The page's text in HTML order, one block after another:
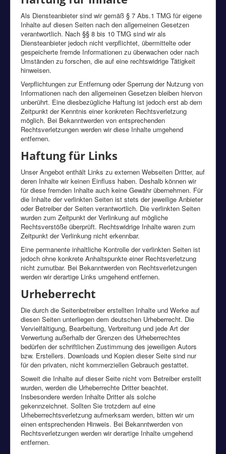
Als Diensteanbieter sind wir gemäß § 7 Abs.1 TMG für eigene
Inhalte auf diesen Seiten nach den allgemeinen Gesetzen
verantwortlich. Nach §§ 8 bis 10 TMG sind wir als
Diensteanbieter jedoch nicht verpflichtet, übermittelte oder
gespeicherte fremde Informationen zu überwachen oder nach
Umständen zu forschen, die auf eine rechtswidrige Tätigkeit
hinweisen.
Verpflichtungen zur Entfernung oder Sperrung der Nutzung von
Informationen nach den allgemeinen Gesetzen bleiben hiervon
unberührt. Eine diesbezügliche Haftung ist jedoch erst ab dem
Zeitpunkt der Kenntnis einer konkreten Rechtsverletzung
möglich. Bei Bekanntwerden von entsprechenden
Rechtsverletzungen werden wir diese Inhalte umgehend
entfernen.
Haftung für Links
Unser Angebot enthält Links zu externen Webseiten Dritter, auf
deren Inhalte wir keinen Einfluss haben. Deshalb können wir
für diese fremden Inhalte auch keine Gewähr übernehmen. Für
die Inhalte der verlinkten Seiten ist stets der jeweilige Anbieter
oder Betreiber der Seiten verantwortlich. Die verlinkten Seiten
wurden zum Zeitpunkt der Verlinkung auf mögliche
Rechtsverstöße überprüft. Rechtswidrige Inhalte waren zum
Zeitpunkt der Verlinkung nicht erkennbar.
Eine permanente inhaltliche Kontrolle der verlinkten Seiten ist
jedoch ohne konkrete Anhaltspunkte einer Rechtsverletzung
nicht zumutbar. Bei Bekanntwerden von Rechtsverletzungen
werden wir derartige Links umgehend entfernen.
Urheberrecht
Die durch die Seitenbetreiber erstellten Inhalte und Werke auf
diesen Seiten unterliegen dem deutschen Urheberrecht. Die
Vervielfältigung, Bearbeitung, Verbreitung und jede Art der
Verwertung außerhalb der Grenzen des Urheberrechtes
bedürfen der schriftlichen Zustimmung des jeweiligen Autors
bzw. Erstellers. Downloads und Kopien dieser Seite sind nur
für den privaten, nicht kommerziellen Gebrauch gestattet.
Soweit die Inhalte auf dieser Seite nicht vom Betreiber erstellt
wurden, werden die Urheberrechte Dritter beachtet.
Insbesondere werden Inhalte Dritter als solche
gekennzeichnet. Sollten Sie trotzdem auf eine
Urheberrechtsverletzung aufmerksam werden, bitten wir um
einen entsprechenden Hinweis. Bei Bekanntwerden von
Rechtsverletzungen werden wir derartige Inhalte umgehend
entfernen.